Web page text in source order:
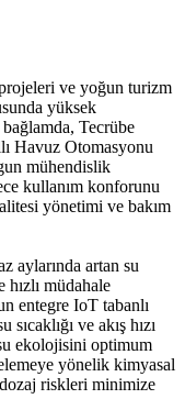
ve yoğun turizm
yüksek
Tecrübe
Havuz Otomasyonu
mühendislik
kullanım konforunu
yönetimi ve bakım
aylarında artan su
müdahale
entegre IoT tabanlı
ve akış hızı
ekolojisini optimum
yönelik kimyasal
riskleri minimize